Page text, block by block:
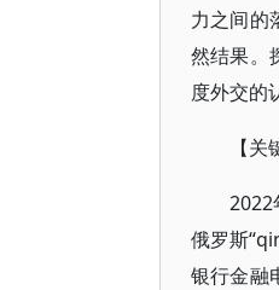
力之间的
然结果。
度外交的
【
2022
俄罗斯
银行金融